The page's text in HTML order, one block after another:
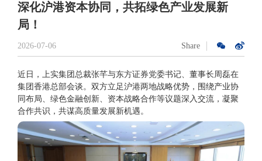
深化沪港资本协同，共拓绿色产业发展新
局！
2026-07-06 Share
近日，上实集团总裁张芊与东方证券党委书记、董事长周磊在
集团香港总部会谈。双方立足沪港两地战略优势，围绕产业协
同布局、绿色金融创新、资本战略合作等议题深入交流，凝聚
合作共识，共谋高质量发展新机遇。